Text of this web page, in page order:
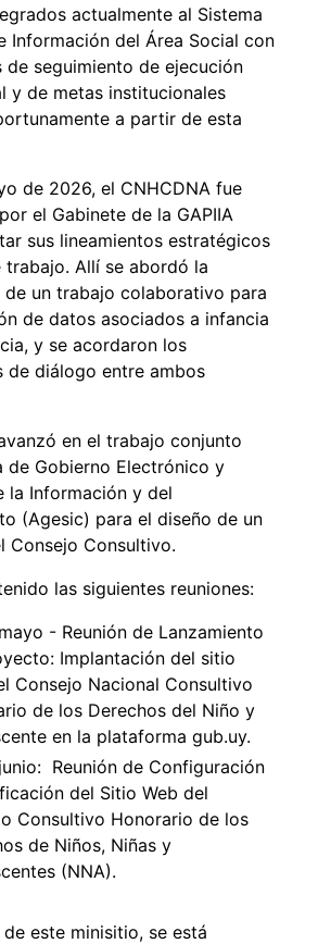
actualmente al Sistema
Información del Área Social con
de seguimiento de ejecución
y de metas institucionales
a partir de esta
de 2026, el CNHCDNA fue
el Gabinete de la GAPIIA
sus lineamientos estratégicos
trabajo. Allí se abordó la
un trabajo colaborativo para
de datos asociados a infancia
y se acordaron los
de diálogo entre ambos
en el trabajo conjunto
de Gobierno Electrónico y
la Información y del
(Agesic) para el diseño de un
Consejo Consultivo.
las siguientes reuniones:
- Reunión de Lanzamiento
Implantación del sitio
Consejo Nacional Consultivo
de los Derechos del Niño y
en la plataforma gub.uy.
Reunión de Configuración
del Sitio Web del
Consultivo Honorario de los
de Niños, Niñas y
(NNA).
este minisitio, se está